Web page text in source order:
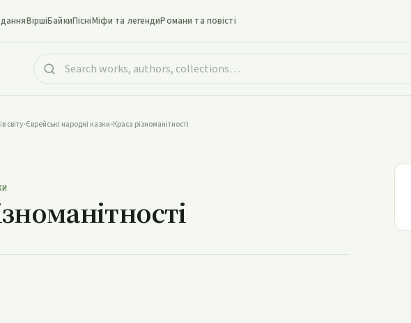
ВіршіБайкиПісніМіфи та легендиРомани та повісті
світу•Єврейські народні казки•Краса різноманітності